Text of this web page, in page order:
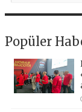
Popüler